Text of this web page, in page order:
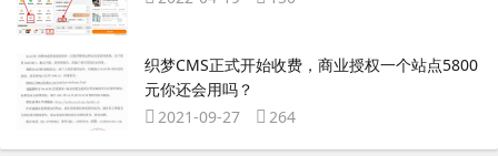
织梦CMS正式开始收费，商业授权一个站点5800
元你还会用吗？
2021-09-27
264